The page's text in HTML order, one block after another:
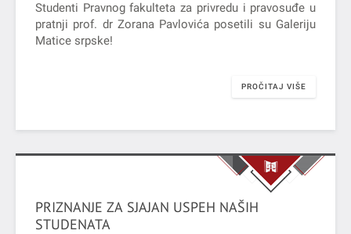
Studenti Pravnog fakulteta za privredu i pravosuđe u
pratnji prof. dr Zorana Pavlovića posetili su Galeriju
Matice srpske!
PROČITAJ VIŠE
PRIZNANJE ZA SJAJAN USPEH NAŠIH
STUDENATA